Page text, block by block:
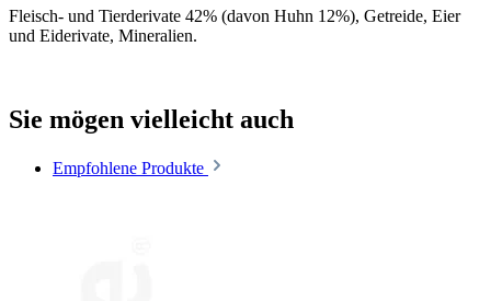
Fleisch- und Tierderivate 42% (davon Huhn 12%), Getreide, Eier
und Eiderivate, Mineralien.
Sie mögen vielleicht auch
Empfohlene Produkte